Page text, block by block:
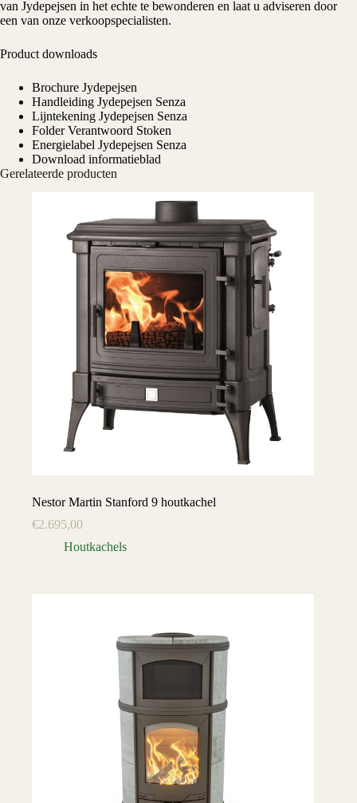
van Jydepejsen in het echte te bewonderen en laat u adviseren door
een van onze verkoopspecialisten.
Product downloads
Brochure Jydepejsen
Handleiding Jydepejsen Senza
Lijntekening Jydepejsen Senza
Folder Verantwoord Stoken
Energielabel Jydepejsen Senza
Download informatieblad
Gerelateerde producten
Nestor Martin Stanford 9 houtkachel
€2.695,00
Houtkachels